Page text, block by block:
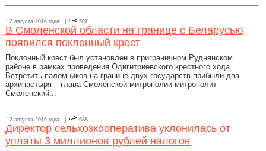
12 августа 2016 года | 507
В Смоленской области на границе с Беларусью
появился поклонный крест
Поклонный крест был установлен в приграничном Руднянском
районе в рамках проведения Одигитриевского крестного хода.
Встретить паломников на границе двух государств прибыли два
архипастыря – глава Смоленской митрополии митрополит
Смоленский...
12 августа 2016 года | 688
Директор сельхозкооператива уклонилась от
уплаты 3 миллионов рублей налогов